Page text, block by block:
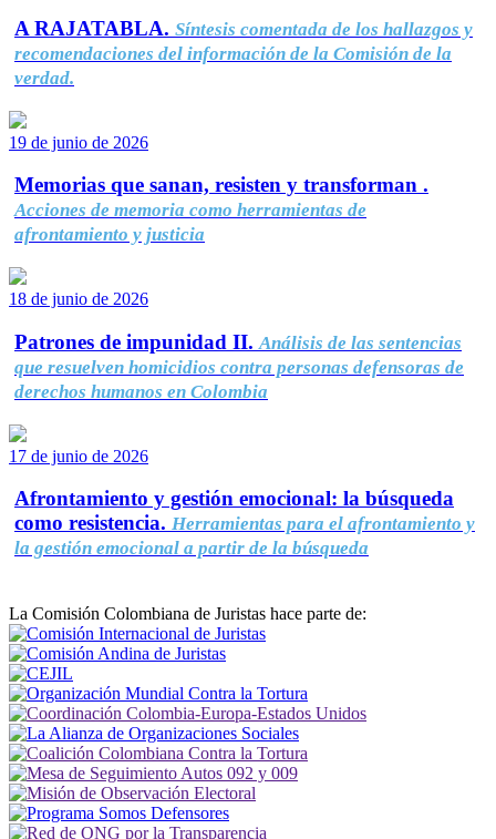
A RAJATABLA. Síntesis comentada de los hallazgos y
recomendaciones del información de la Comisión de la
verdad.
19 de junio de 2026
Memorias que sanan, resisten y transforman .
Acciones de memoria como herramientas de
afrontamiento y justicia
18 de junio de 2026
Patrones de impunidad II. Análisis de las sentencias
que resuelven homicidios contra personas defensoras de
derechos humanos en Colombia
17 de junio de 2026
Afrontamiento y gestión emocional: la búsqueda
como resistencia. Herramientas para el afrontamiento y
la gestión emocional a partir de la búsqueda
La Comisión Colombiana de Juristas hace parte de: